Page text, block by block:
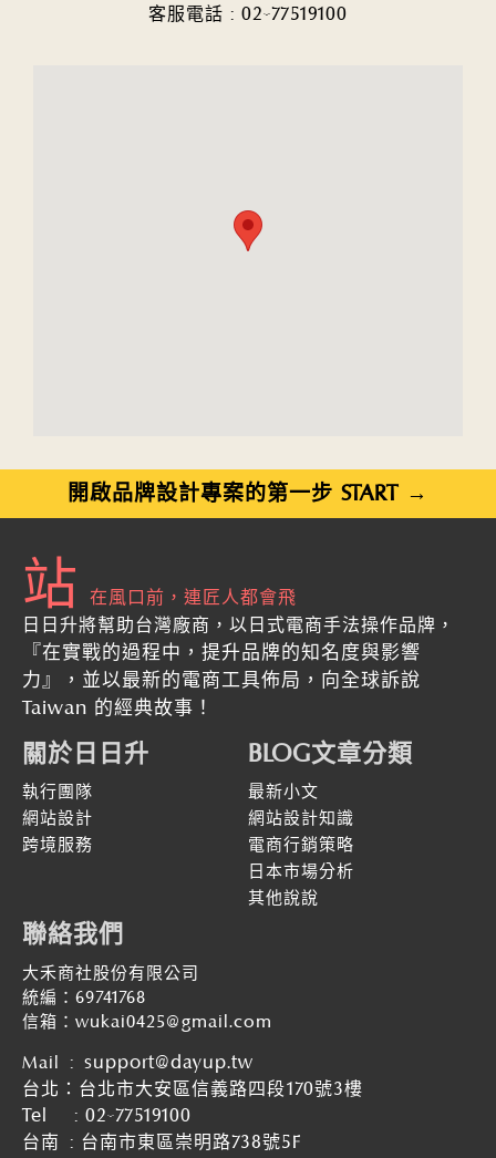
客服電話 : 02-77519100
開啟品牌設計專案的第一步 START →
站
在風口前，連匠人都會飛
日日升將幫助台灣廠商，以日式電商手法操作品牌，
『在實戰的過程中，提升品牌的知名度與影響
力』
，並以最新的電商工具佈局，向全球訴說
Taiwan 的經典故事！
關於日日升
執行團隊
網站設計
跨境服務
BLOG文章分類
最新小文
網站設計知識
電商行銷策略
日本市場分析
其他說說
聯絡我們
大禾商社股份有限公司
統編：69741768
信箱：wukai0425@gmail.com
Mail : support@dayup.tw
台北：台北市大安區信義路四段170號3樓
Tel : 02-77519100
台南 : 台南市東區崇明路738號5F